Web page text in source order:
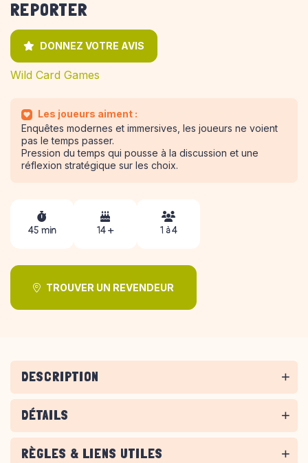
REPORTER
DONNEZ VOTRE AVIS
Wild Card Games
Les joueurs aiment :
Enquêtes modernes et immersives, les joueurs ne voient
pas le temps passer.
Pression du temps qui pousse à la discussion et une
réflexion stratégique sur les choix.
45 min 14 + 1 à 4
TROUVER UN REVENDEUR
DESCRIPTION
DÉTAILS
RÈGLES & LIENS UTILES